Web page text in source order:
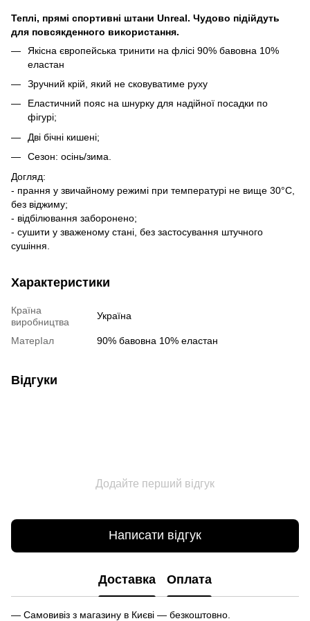
Теплі, прямі спортивні штани Unreal. Чудово підійдуть
для повсякденного використання.
Якісна європейська тринити на флісі 90% бавовна 10%
еластан
Зручний крій, який не сковуватиме руху
Еластичний пояс на шнурку для надійної посадки по
фігурі;
Дві бічні кишені;
Сезон: осінь/зима.
Догляд:
- прання у звичайному режимі при температурі не вище 30°C,
без віджиму;
- відбілювання заборонено;
- сушити у зваженому стані, без застосування штучного
сушіння.
Характеристики
Країна
виробництва
Україна
МатерІал 90% бавовна 10% еластан
Відгуки
Додайте перший відгук
Написати відгук
Доставка Оплата
— Самовивіз з магазину в Києві — безкоштовно.